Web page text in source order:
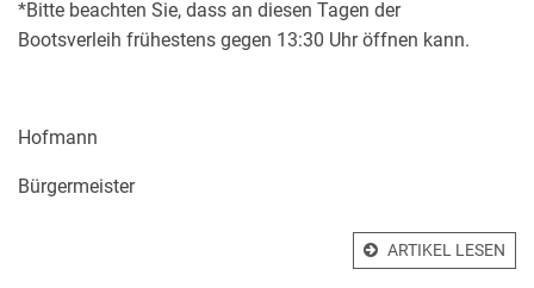
*Bitte beachten Sie, dass an diesen Tagen der
Bootsverleih frühestens gegen 13:30 Uhr öffnen kann.
Hofmann
Bürgermeister
ARTIKEL LESEN